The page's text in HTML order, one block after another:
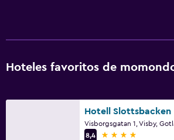
Hoteles favoritos de
Hotell Slottsbacken
Visborgsgatan 1, Visby,
8,4
4 estrellas